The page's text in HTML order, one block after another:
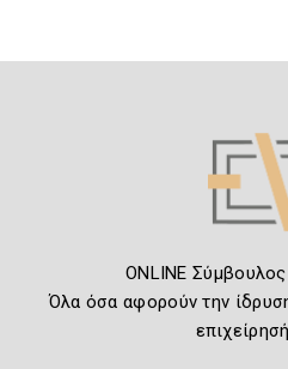
ONLINE Σύμβουλος
Όλα όσα αφορούν την